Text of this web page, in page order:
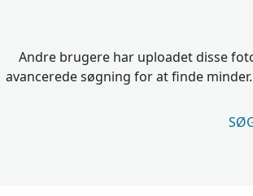
Andre brugere har uploadet disse
avancerede søgning for at finde